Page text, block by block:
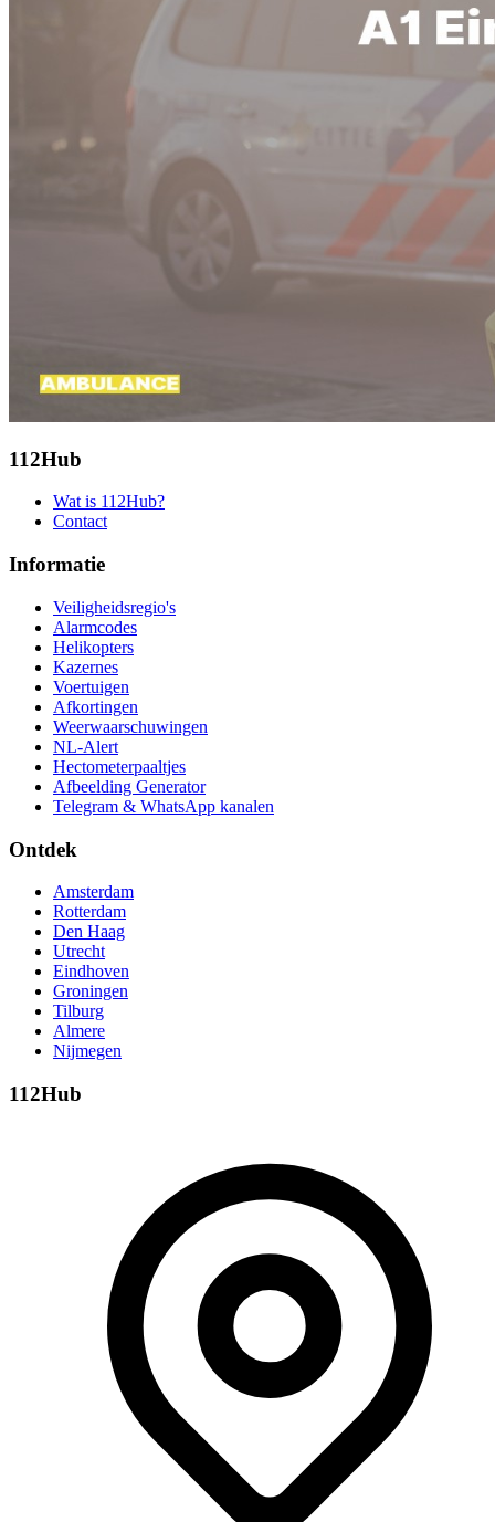
112Hub
Wat is 112Hub?
Contact
Informatie
Veiligheidsregio's
Alarmcodes
Helikopters
Kazernes
Voertuigen
Afkortingen
Weerwaarschuwingen
NL-Alert
Hectometerpaaltjes
Afbeelding Generator
Telegram & WhatsApp kanalen
Ontdek
Amsterdam
Rotterdam
Den Haag
Utrecht
Eindhoven
Groningen
Tilburg
Almere
Nijmegen
112Hub